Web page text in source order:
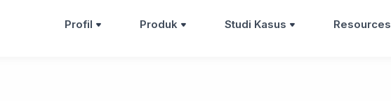
Profil Produk Studi Kasus Resources